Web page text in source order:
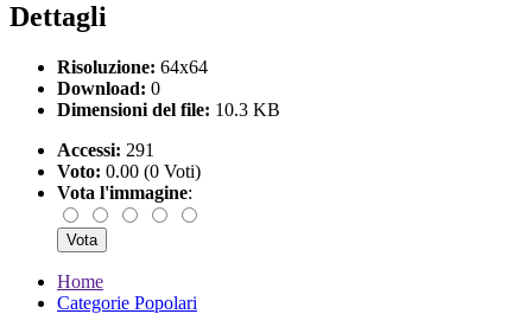
Dettagli
Risoluzione: 64x64
Download: 0
Dimensioni del file: 10.3 KB
Accessi: 291
Voto: 0.00 (0 Voti)
Vota l'immagine:
Home
Categorie Popolari